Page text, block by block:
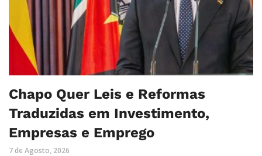
Chapo Quer Leis e Reformas
Traduzidas em Investimento,
Empresas e Emprego
7 de Agosto, 2026